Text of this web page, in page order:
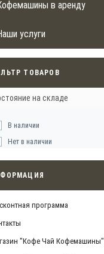
в аренду
услуги
ТОВАРОВ
на складе
В наличии
Нет в наличии
программа
"Кофе Чай Кофемашины"